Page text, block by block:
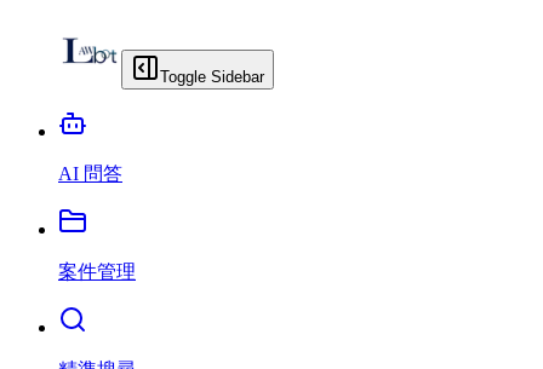
Toggle Sidebar
AI 問答
案件管理